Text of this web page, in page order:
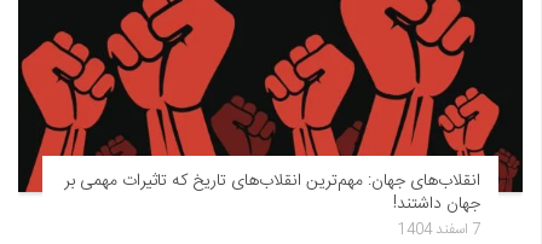
انقلاب‌های جهان: مهم‌ترین انقلاب‌های تاریخ که تاثیرات مهمی بر
جهان داشتند!
7 اسفند 1404